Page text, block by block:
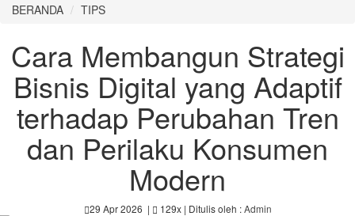
BERANDA TIPS
Cara Membangun Strategi
Bisnis Digital yang Adaptif
terhadap Perubahan Tren
dan Perilaku Konsumen
Modern
29 Apr 2026 | 129x| Ditulis oleh :Admin